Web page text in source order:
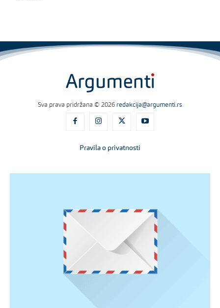
Sva prava pridržana © 2026 redakcija@argumenti.rs
Pravila o privatnosti